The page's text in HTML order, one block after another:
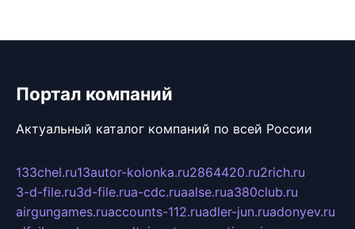
Портал компаний
Актуальный каталог компаний по всей России
133chel.ru13autor-kolonka.ru2864420.ru2rich.ru
3-d-file.ru3d-file.rua-cdc.ruaalse.rua380club.ru
airgungames.ruaccounts-112.ruadler-jun.ruadonyev.ru